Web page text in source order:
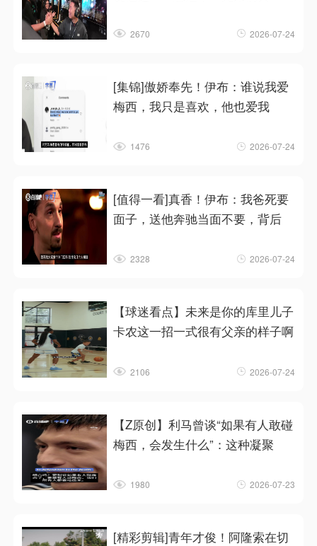
2670 2026-07-24
[集锦]傲娇奉先！伊布：谁说我爱
梅西，我只是喜欢，他也爱我
1476 2026-07-24
[值得一看]真香！伊布：我爸死要
面子，送他奔驰当面不要，背后
2328 2026-07-24
【球迷看点】未来是你的库里儿子
卡农这一招一式很有父亲的样子啊
2106 2026-07-24
【Z原创】利马曾谈“如果有人敢碰
梅西，会发生什么”：这种凝聚
1980 2026-07-23
[精彩剪辑]青年才俊！阿隆索在切